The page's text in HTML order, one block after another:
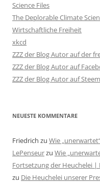
Science Files
The Deplorable Climate
Wirtschaftliche Freiheit
xkcd
ZZZ der Blog Autor auf der
ZZZ der Blog Autor auf
ZZZ der Blog Autor auf
NEUESTE KOMMENTARE
Friedrich zu Wie
LePenseurzu Wie
Fortsetzung der Heuchelei |
zu Die Heuchelei unserer